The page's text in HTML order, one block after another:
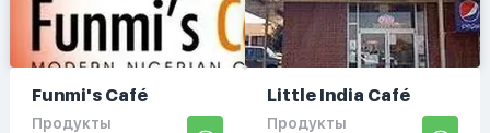
Funmi's Café
Продукты
Little India Café
Продукты